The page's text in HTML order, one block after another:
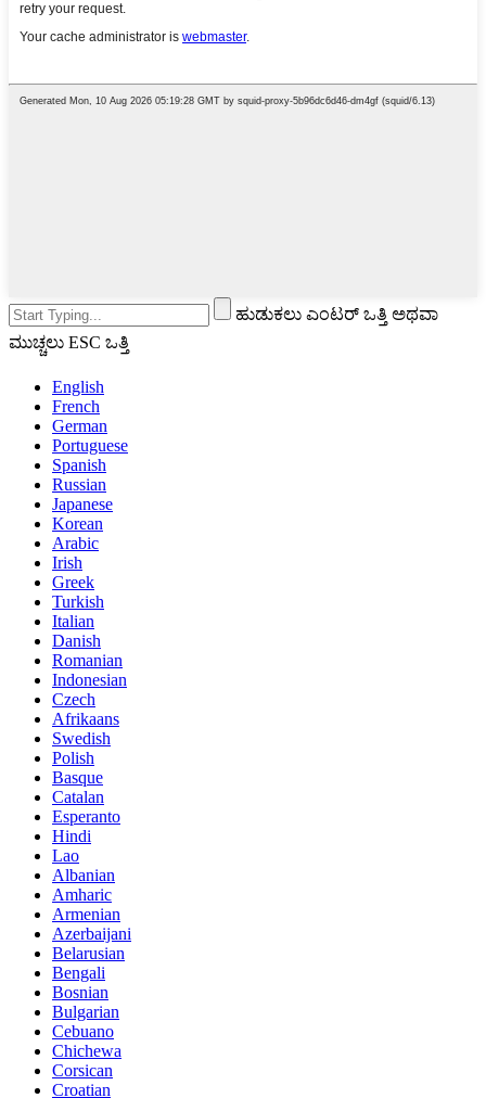
ಹುಡುಕಲು ಎಂಟರ್ ಒತ್ತಿ ಅಥವಾ
ಮುಚ್ಚಲು ESC ಒತ್ತಿ
English
French
German
Portuguese
Spanish
Russian
Japanese
Korean
Arabic
Irish
Greek
Turkish
Italian
Danish
Romanian
Indonesian
Czech
Afrikaans
Swedish
Polish
Basque
Catalan
Esperanto
Hindi
Lao
Albanian
Amharic
Armenian
Azerbaijani
Belarusian
Bengali
Bosnian
Bulgarian
Cebuano
Chichewa
Corsican
Croatian